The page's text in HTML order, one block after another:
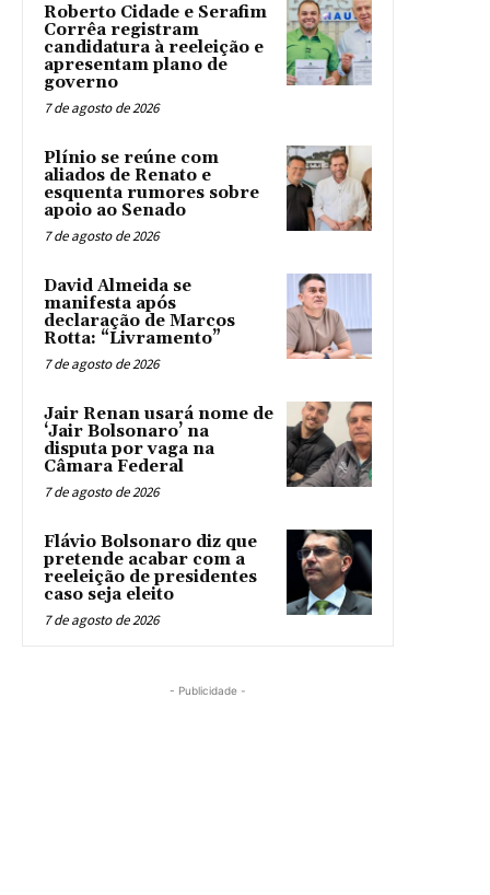
Roberto Cidade e Serafim
Corrêa registram
candidatura à reeleição e
apresentam plano de
governo
7 de agosto de 2026
Plínio se reúne com
aliados de Renato e
esquenta rumores sobre
apoio ao Senado
7 de agosto de 2026
David Almeida se
manifesta após
declaração de Marcos
Rotta: “Livramento”
7 de agosto de 2026
Jair Renan usará nome de
‘Jair Bolsonaro’ na
disputa por vaga na
Câmara Federal
7 de agosto de 2026
Flávio Bolsonaro diz que
pretende acabar com a
reeleição de presidentes
caso seja eleito
7 de agosto de 2026
- Publicidade -